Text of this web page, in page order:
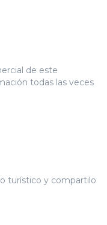
de este
todas las veces
turístico y compartilo